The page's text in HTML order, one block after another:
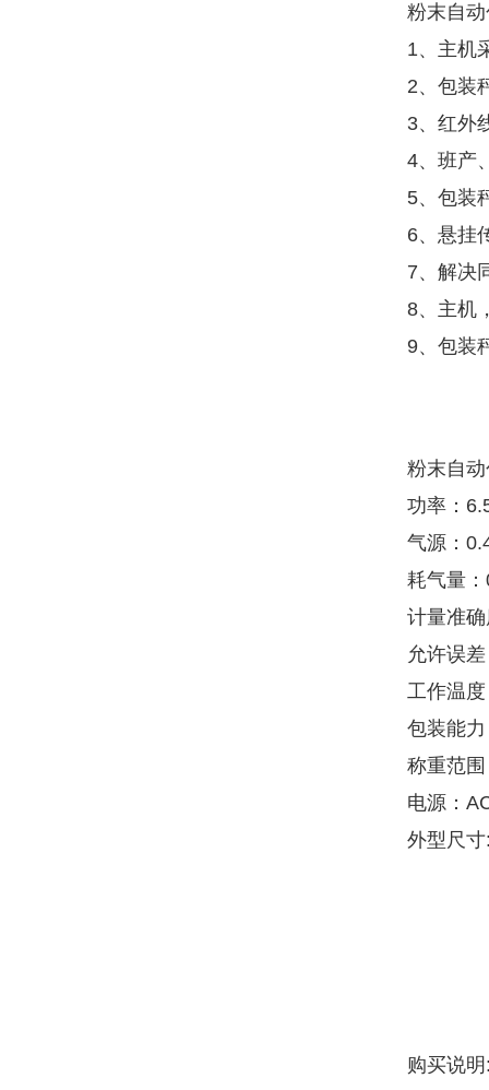
粉末自
1、主机
2、包装
3、红外
4、班产
5、包装
6、悬挂
7、解决
8、主机
9、包装
粉末自
功率：
气源：
耗气量
计量准
允许误
工作温
包装能
称重范
电源：
外型尺
购买说明